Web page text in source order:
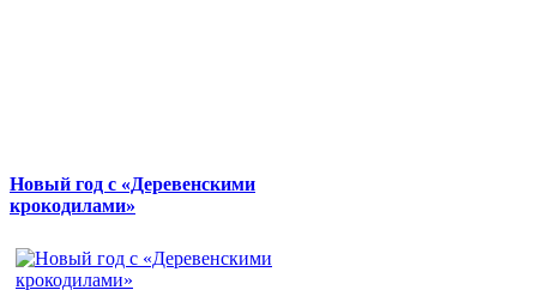
Новый год с «Деревенскими
крокодилами»